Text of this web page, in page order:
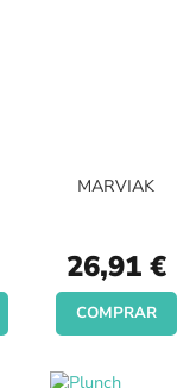
MARVIAK
26,91 €
COMPRAR